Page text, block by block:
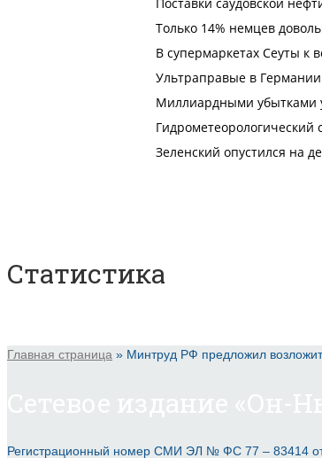
Статистика
Главная страница » Минтруд РФ предложил
Регистрационный номер СМИ ЭЛ № ФС 77 – 83414